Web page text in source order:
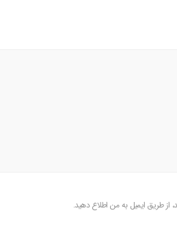
طریق ایمیل به من اطلاع دهید.